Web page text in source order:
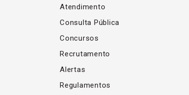
Atendimento
Consulta Pública
Concursos
Recrutamento
Alertas
Regulamentos